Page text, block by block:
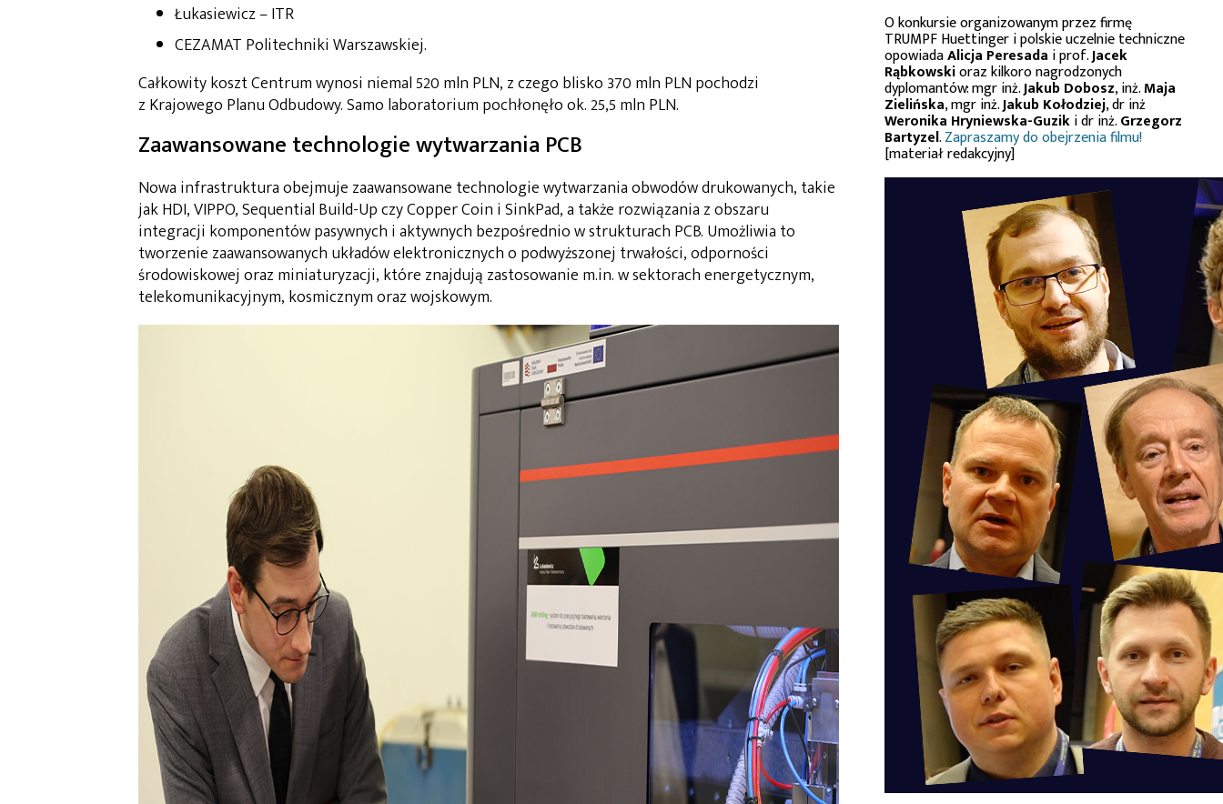
Łukasiewicz – ITR
CEZAMAT Politechniki Warszawskiej.
Całkowity koszt Centrum wynosi niemal 520 mln PLN, z czego blisko 370 mln PLN pochodzi
z Krajowego Planu Odbudowy. Samo laboratorium pochłonęło ok. 25,5 mln PLN.
Zaawansowane technologie wytwarzania PCB
Nowa infrastruktura obejmuje zaawansowane technologie wytwarzania obwodów drukowanych, takie
jak HDI, VIPPO, Sequential Build-Up czy Copper Coin i SinkPad, a także rozwiązania z obszaru
integracji komponentów pasywnych i aktywnych bezpośrednio w strukturach PCB. Umożliwia to
tworzenie zaawansowanych układów elektronicznych o podwyższonej trwałości, odporności
środowiskowej oraz miniaturyzacji, które znajdują zastosowanie m.in. w sektorach energetycznym,
telekomunikacyjnym, kosmicznym oraz wojskowym.
O konkursie organizowanym przez firmę
TRUMPF Huettinger i polskie uczelnie techniczne
opowiadaAlicja Peresada i prof.Jacek
Rąbkowskioraz kilkoro nagrodzonych
dyplomantów: mgr inż.Jakub Dobosz, inż.Maja
Zielińska, mgr inż.Jakub Kołodziej, dr inż
Weronika Hryniewska-Guziki dr inż.Grzegorz
Bartyzel.Zapraszamy do obejrzenia filmu!
[materiał redakcyjny]